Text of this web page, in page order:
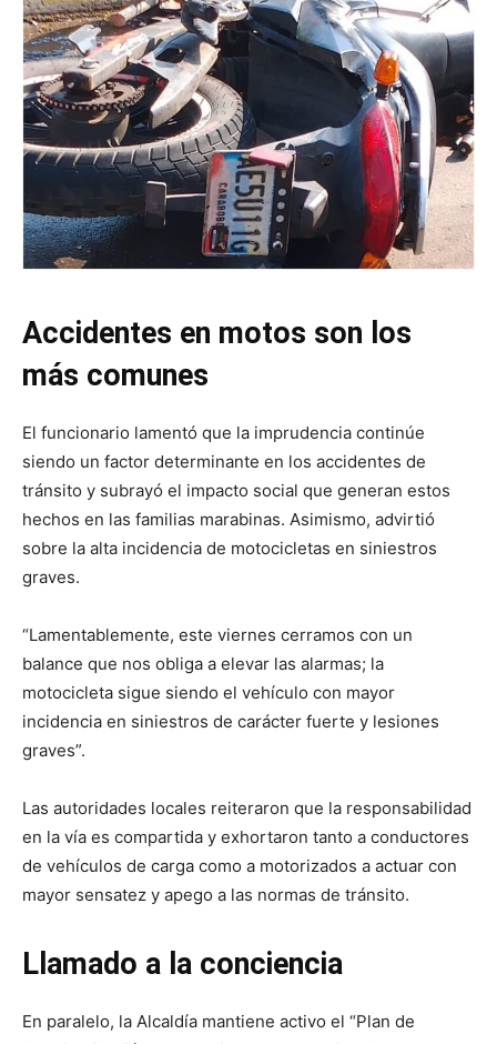
Accidentes en motos son los
más comunes
El funcionario lamentó que la imprudencia continúe
siendo un factor determinante en los accidentes de
tránsito y subrayó el impacto social que generan estos
hechos en las familias marabinas. Asimismo, advirtió
sobre la alta incidencia de motocicletas en siniestros
graves.
“Lamentablemente, este viernes cerramos con un
balance que nos obliga a elevar las alarmas; la
motocicleta sigue siendo el vehículo con mayor
incidencia en siniestros de carácter fuerte y lesiones
graves”.
Las autoridades locales reiteraron que la responsabilidad
en la vía es compartida y exhortaron tanto a conductores
de vehículos de carga como a motorizados a actuar con
mayor sensatez y apego a las normas de tránsito.
Llamado a la conciencia
En paralelo, la Alcaldía mantiene activo el “Plan de